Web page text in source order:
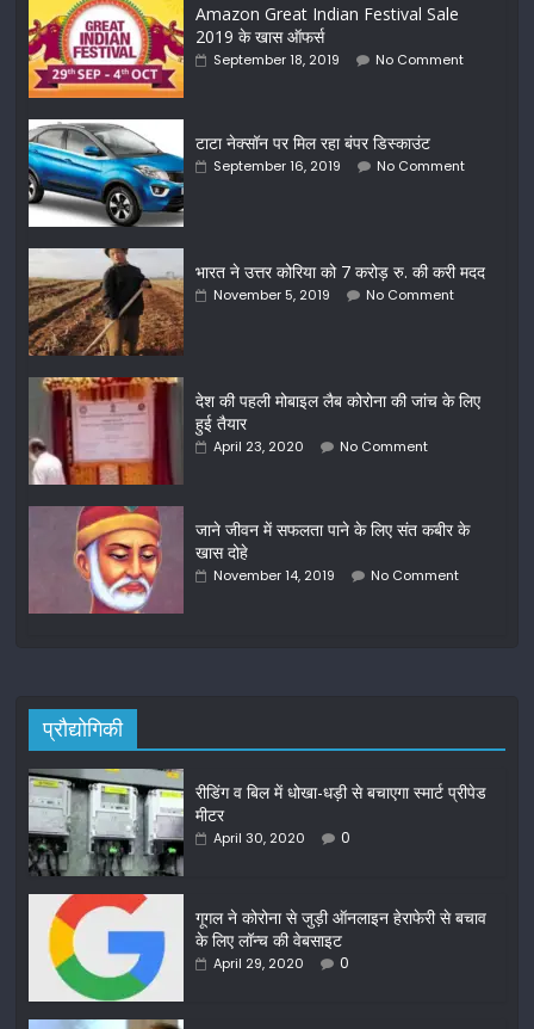
Amazon Great Indian Festival Sale
2019 के खास ऑफर्स
September 18, 2019 No Comment
टाटा नेक्सॉन पर मिल रहा बंपर डिस्काउंट
September 16, 2019 No Comment
भारत ने उत्तर कोरिया को 7 करोड़ रु. की करी मदद
November 5, 2019 No Comment
देश की पहली मोबाइल लैब कोरोना की जांच के लिए
हुई तैयार
April 23, 2020 No Comment
जाने जीवन में सफलता पाने के लिए संत कबीर के
खास दोहे
November 14, 2019 No Comment
प्रौद्योगिकी
रीडिंग व बिल में धोखा-धड़ी से बचाएगा स्मार्ट प्रीपेड
मीटर
April 30, 2020 0
गूगल ने कोरोना से जुड़ी ऑनलाइन हेराफेरी से बचाव
के लिए लॉन्च की वेबसाइट
April 29, 2020 0